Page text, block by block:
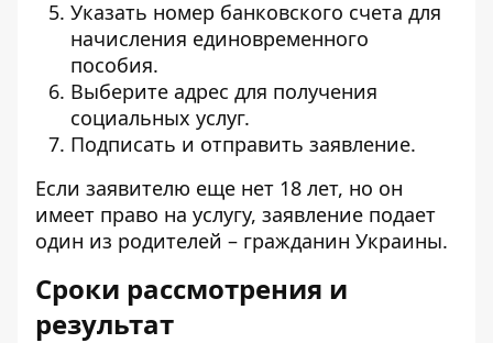
Указать номер банковского счета для
начисления единовременного
пособия.
Выберите адрес для получения
социальных услуг.
Подписать и отправить заявление.
Если заявителю еще нет 18 лет, но он
имеет право на услугу, заявление подает
один из родителей – гражданин Украины.
Сроки рассмотрения и
результат